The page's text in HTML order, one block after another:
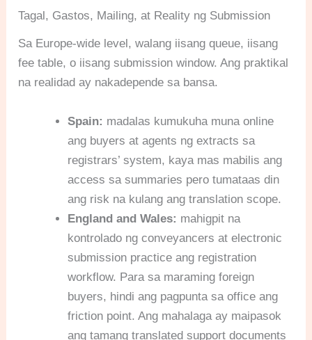
Tagal, Gastos, Mailing, at Reality ng Submission
Sa Europe-wide level, walang iisang queue, iisang
fee table, o iisang submission window. Ang praktikal
na realidad ay nakadepende sa bansa.
Spain: madalas kumukuha muna online
ang buyers at agents ng extracts sa
registrars’ system, kaya mas mabilis ang
access sa summaries pero tumataas din
ang risk na kulang ang translation scope.
England and Wales: mahigpit na
kontrolado ng conveyancers at electronic
submission practice ang registration
workflow. Para sa maraming foreign
buyers, hindi ang pagpunta sa office ang
friction point. Ang mahalaga ay maipasok
ang tamang translated support documents